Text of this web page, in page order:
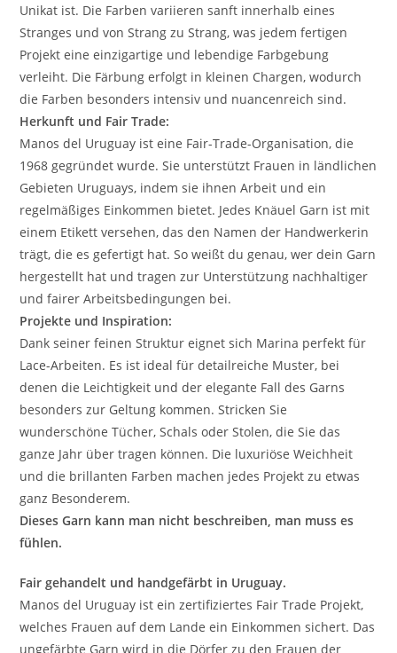
Unikat ist. Die Farben variieren sanft innerhalb eines
Stranges und von Strang zu Strang, was jedem fertigen
Projekt eine einzigartige und lebendige Farbgebung
verleiht. Die Färbung erfolgt in kleinen Chargen, wodurch
die Farben besonders intensiv und nuancenreich sind.
Herkunft und Fair Trade:
Manos del Uruguay ist eine Fair-Trade-Organisation, die
1968 gegründet wurde. Sie unterstützt Frauen in ländlichen
Gebieten Uruguays, indem sie ihnen Arbeit und ein
regelmäßiges Einkommen bietet. Jedes Knäuel Garn ist mit
einem Etikett versehen, das den Namen der Handwerkerin
trägt, die es gefertigt hat. So weißt du genau, wer dein Garn
hergestellt hat und tragen zur Unterstützung nachhaltiger
und fairer Arbeitsbedingungen bei.
Projekte und Inspiration:
Dank seiner feinen Struktur eignet sich Marina perfekt für
Lace-Arbeiten. Es ist ideal für detailreiche Muster, bei
denen die Leichtigkeit und der elegante Fall des Garns
besonders zur Geltung kommen. Stricken Sie
wunderschöne Tücher, Schals oder Stolen, die Sie das
ganze Jahr über tragen können. Die luxuriöse Weichheit
und die brillanten Farben machen jedes Projekt zu etwas
ganz Besonderem.
Dieses Garn kann man nicht beschreiben, man muss es
fühlen.
Fair gehandelt und handgefärbt in Uruguay.
Manos del Uruguay ist ein zertifiziertes Fair Trade Projekt,
welches Frauen auf dem Lande ein Einkommen sichert. Das
ungefärbte Garn wird in die Dörfer zu den Frauen der